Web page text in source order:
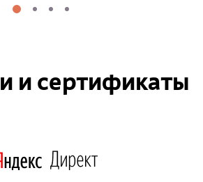
и сертификаты